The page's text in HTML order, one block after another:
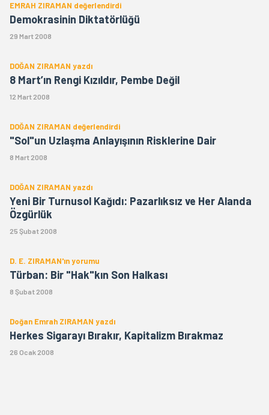
EMRAH ZIRAMAN değerlendirdi
Demokrasinin Diktatörlüğü
29 Mart 2008
DOĞAN ZIRAMAN yazdı
8 Mart’ın Rengi Kızıldır, Pembe Değil
12 Mart 2008
DOĞAN ZIRAMAN değerlendirdi
"Sol"un Uzlaşma Anlayışının Risklerine Dair
8 Mart 2008
DOĞAN ZIRAMAN yazdı
Yeni Bir Turnusol Kağıdı: Pazarlıksız ve Her Alanda
Özgürlük
25 Şubat 2008
D. E. ZIRAMAN'ın yorumu
Türban: Bir "Hak"kın Son Halkası
8 Şubat 2008
Doğan Emrah ZIRAMAN yazdı
Herkes Sigarayı Bırakır, Kapitalizm Bırakmaz
26 Ocak 2008